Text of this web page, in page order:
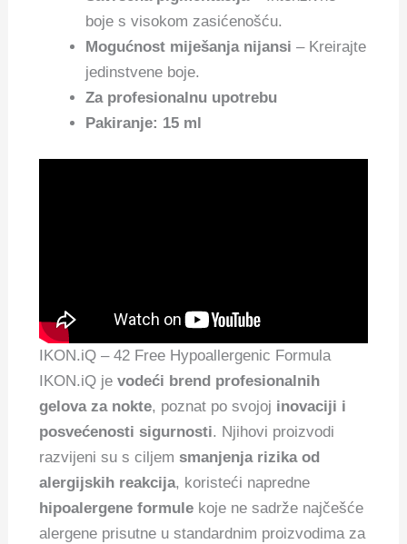
boje s visokom zasićenošću.
Mogućnost miješanja nijansi – Kreirajte
jedinstvene boje.
Za profesionalnu upotrebu
Pakiranje: 15 ml
IKON.iQ – 42 Free Hypoallergenic Formula
IKON.iQ jevodeći brend profesionalnih
gelova za nokte, poznat po svojoj inovaciji i
posvećenosti sigurnosti. Njihovi proizvodi
razvijeni su s ciljemsmanjenja rizika od
alergijskih reakcija, koristeći napredne
hipoalergene formule koje ne sadrže najčešće
alergene prisutne u standardnim proizvodima za